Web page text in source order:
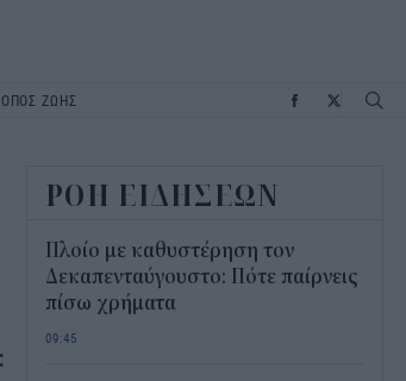
ΖΩΗΣ
ΡΟΗ ΕΙΔΗΣΕΩΝ
Πλοίο με καθυστέρηση τον
Δεκαπενταύγουστο: Πότε παίρνεις
πίσω χρήματα
09:45